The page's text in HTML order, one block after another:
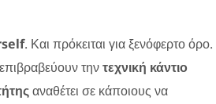
. Και πρόκειται για ξενόφερτο όρο.
τηντεχνική κάντιο
αναθέτει σε κάποιους να